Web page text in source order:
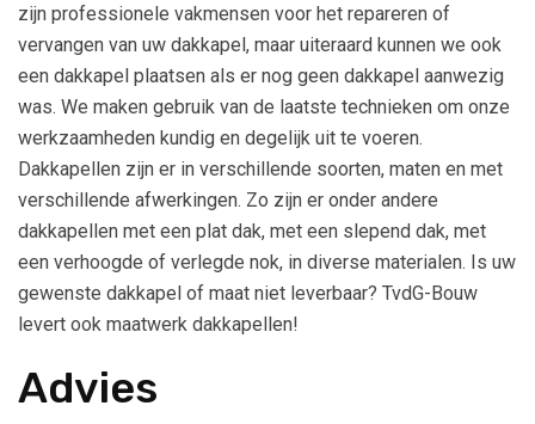
zijn professionele vakmensen voor het repareren of
vervangen van uw dakkapel, maar uiteraard kunnen we ook
een dakkapel plaatsen als er nog geen dakkapel aanwezig
was. We maken gebruik van de laatste technieken om onze
werkzaamheden kundig en degelijk uit te voeren.
Dakkapellen zijn er in verschillende soorten, maten en met
verschillende afwerkingen. Zo zijn er onder andere
dakkapellen met een plat dak, met een slepend dak, met
een verhoogde of verlegde nok, in diverse materialen. Is uw
gewenste dakkapel of maat niet leverbaar? TvdG-Bouw
levert ook maatwerk dakkapellen!
Advies